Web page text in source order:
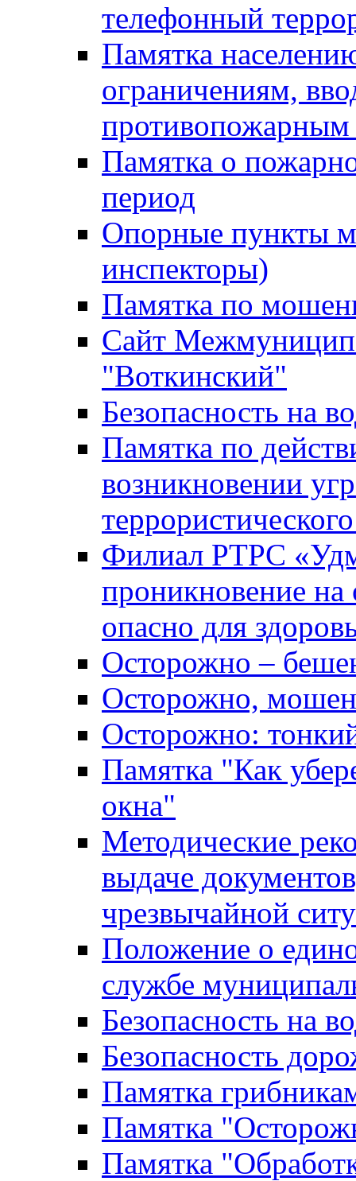
телефонный
Памятка
ограничениям,
Памятка о
период
Опорные пункты
инспекторы)
Памятка по
Сайт
"Воткинский"
Безопасность на
Памятка по
возникновении
Филиал РТРС
проникновение на
опасно для
Осторожно –
Осторожно,
Осторожно:
Памятка "Как
окна"
Методические
выдаче
чрезвычайной
Положение о
службе
Безопасность на
Безопасность
Памятка
Памятка
Памятка